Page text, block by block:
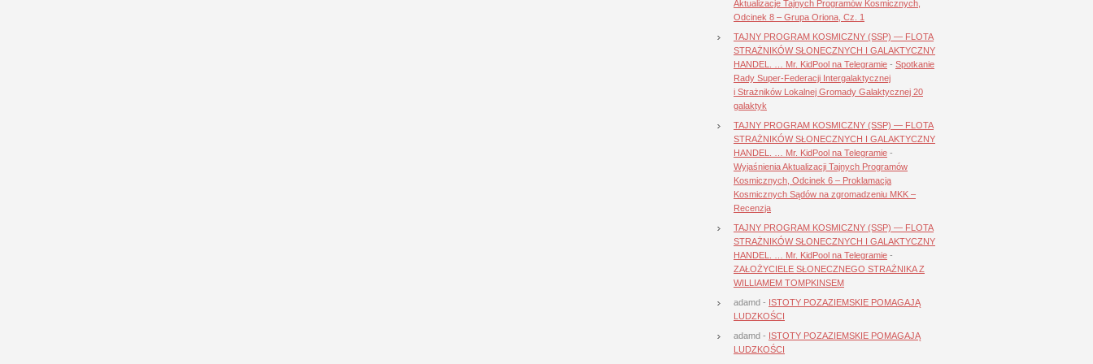
Aktualizacje Tajnych Programów Kosmicznych,
Odcinek 8 – Grupa Oriona, Cz. 1
TAJNY PROGRAM KOSMICZNY (SSP) — FLOTA
STRAŻNIKÓW SŁONECZNYCH I GALAKTYCZNY
HANDEL. … Mr. KidPool na Telegramie - Spotkanie
Rady Super-Federacji Intergalaktycznej
i Strażników Lokalnej Gromady Galaktycznej 20
galaktyk
TAJNY PROGRAM KOSMICZNY (SSP) — FLOTA
STRAŻNIKÓW SŁONECZNYCH I GALAKTYCZNY
HANDEL. … Mr. KidPool na Telegramie -
Wyjaśnienia Aktualizacji Tajnych Programów
Kosmicznych, Odcinek 6 – Proklamacja
Kosmicznych Sądów na zgromadzeniu MKK –
Recenzja
TAJNY PROGRAM KOSMICZNY (SSP) — FLOTA
STRAŻNIKÓW SŁONECZNYCH I GALAKTYCZNY
HANDEL. … Mr. KidPool na Telegramie -
ZAŁOŻYCIELE SŁONECZNEGO STRAŻNIKA Z
WILLIAMEM TOMPKINSEM
adamd - ISTOTY POZAZIEMSKIE POMAGAJĄ
LUDZKOŚCI
adamd - ISTOTY POZAZIEMSKIE POMAGAJĄ
LUDZKOŚCI